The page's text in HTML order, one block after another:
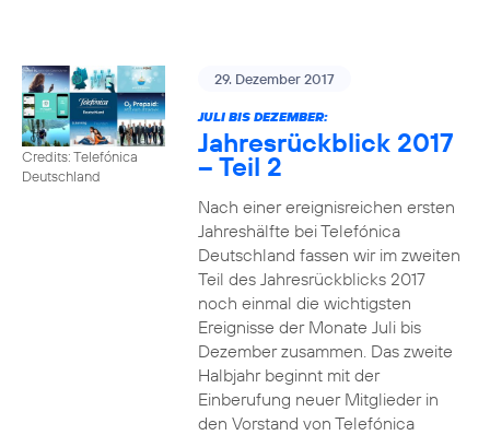
Credits: Telefónica
Deutschland
29. Dezember 2017
JULI BIS DEZEMBER:
Jahresrückblick 2017
– Teil 2
Nach einer ereignisreichen ersten
Jahreshälfte bei Telefónica
Deutschland fassen wir im zweiten
Teil des Jahresrückblicks 2017
noch einmal die wichtigsten
Ereignisse der Monate Juli bis
Dezember zusammen. Das zweite
Halbjahr beginnt mit der
Einberufung neuer Mitglieder in
den Vorstand von Telefónica